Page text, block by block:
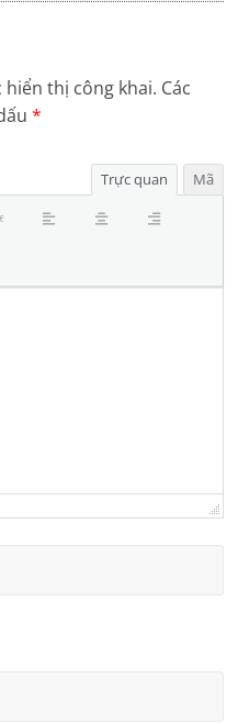
hiển thị công khai. Các
*
Trực quan Mã